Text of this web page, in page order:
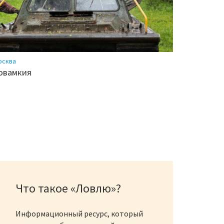
Что такое «Ловлю»?
Информационный ресурс, который